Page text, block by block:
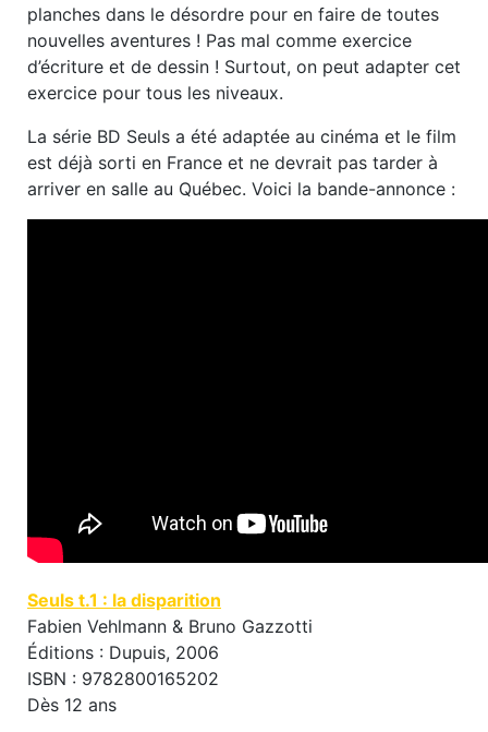
planches dans le désordre pour en faire de toutes
nouvelles aventures ! Pas mal comme exercice
d’écriture et de dessin ! Surtout, on peut adapter cet
exercice pour tous les niveaux.
La série BD Seuls a été adaptée au cinéma et le film
est déjà sorti en France et ne devrait pas tarder à
arriver en salle au Québec. Voici la bande-annonce :
Seuls t.1 : la disparition
Fabien Vehlmann & Bruno Gazzotti
Éditions : Dupuis, 2006
ISBN : 9782800165202
Dès 12 ans